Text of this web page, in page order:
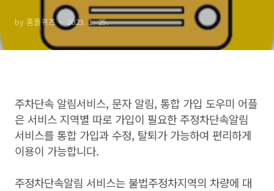
by 홈플퀴즈 2023. 1. 25.
주차단속 알림서비스, 문자 알림, 통합 가입 도우미 어플
은 서비스 지역별 따로 가입이 필요한 주정차단속알림
서비스를 통합 가입과 수정, 탈퇴가 가능하여 편리하게
이용이 가능합니다.
주정차단속알림 서비스는 불법주정차지역의 차량에 대